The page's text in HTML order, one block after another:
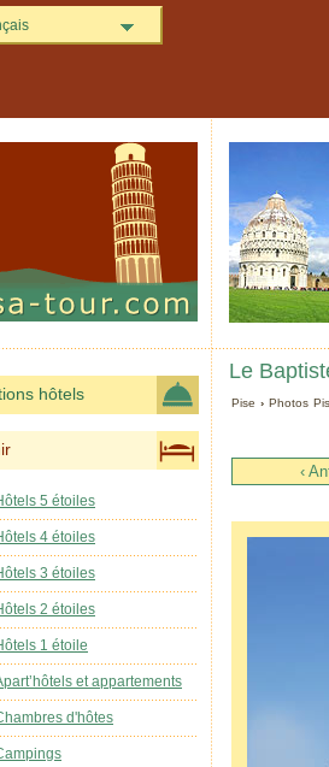
Le
Pise ›Photos
‹
hôtels
5 étoiles
4 étoiles
3 étoiles
2 étoiles
1 étoile
et appartements
d'hôtes